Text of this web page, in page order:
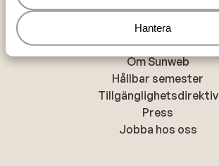
Hantera
Om Sunweb
Om Sunweb
Hållbar semester
Tillgänglighetsdirektiv
Press
Jobba hos oss